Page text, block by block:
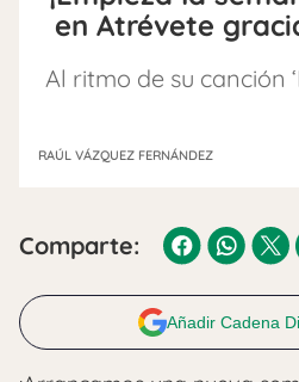
en Atrévete
Al ritmo de su canción
RAÚL VÁZQUEZ FERNÁNDEZ
Comparte:
Añadir Cadena